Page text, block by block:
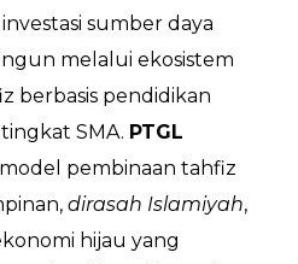
sumber daya
melalui ekosistem
berbasis pendidikan
SMA. PTGL
pembinaan tahfiz
dirasah Islamiyah,
hijau yang